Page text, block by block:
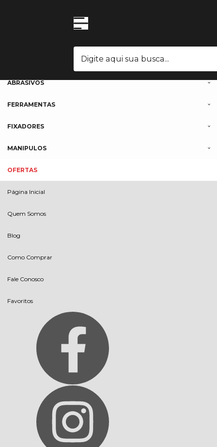
ABRASIVOS
FERRAMENTAS
FIXADORES
MANIPULOS
OFERTAS
Página Inicial
Quem Somos
Blog
Como Comprar
Fale Conosco
Favoritos